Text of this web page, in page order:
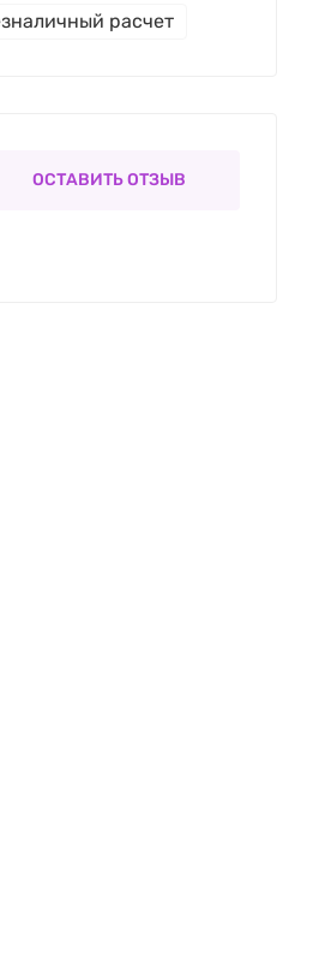
расчет
ОСТАВИТЬ ОТЗЫВ